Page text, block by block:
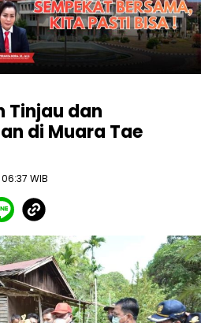
Tinjau dan
di Muara Tae
WIB